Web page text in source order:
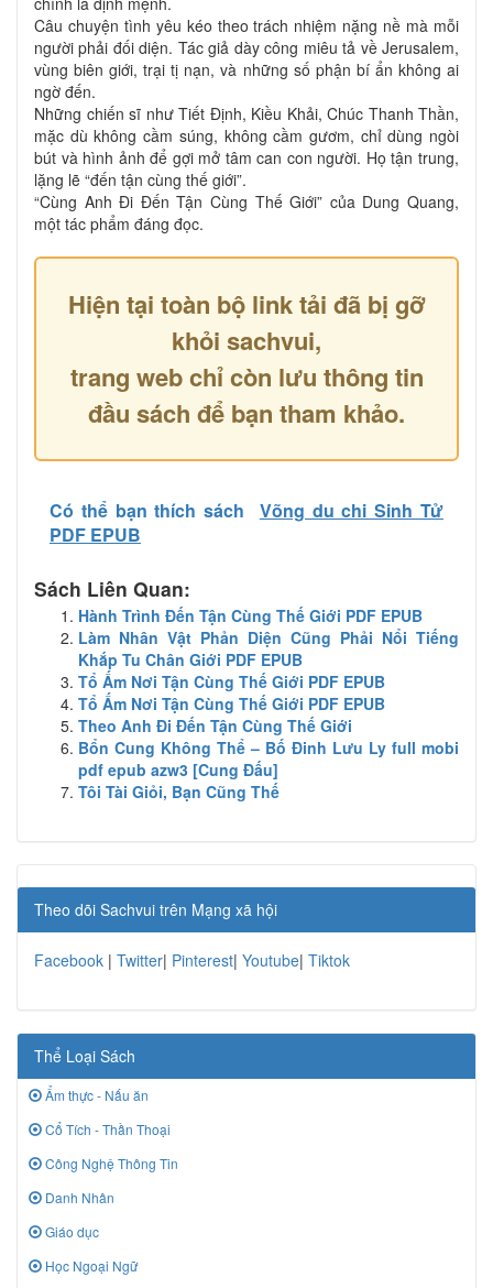
Câu chuyện tình yêu kéo theo trách nhiệm nặng nề mà mỗi
người phải đối diện. Tác giả dày công miêu tả về Jerusalem,
vùng biên giới, trại tị nạn, và những số phận bí ẩn không ai
ngờ đến.
Những chiến sĩ như Tiết Định, Kiều Khải, Chúc Thanh Thần,
mặc dù không cầm súng, không cầm gươm, chỉ dùng ngòi
bút và hình ảnh để gợi mở tâm can con người. Họ tận trung,
lặng lẽ “đến tận cùng thế giới”.
“Cùng Anh Đi Đến Tận Cùng Thế Giới” của Dung Quang,
một tác phẩm đáng đọc.
Hiện tại toàn bộ link tải đã bị gỡ
khỏi sachvui,
trang web chỉ còn lưu thông tin
đầu sách để bạn tham khảo.
Có thể bạn thích sách
Võng du chi Sinh Tử
PDF EPUB
Sách Liên Quan:
Hành Trình Đến Tận Cùng Thế Giới PDF EPUB
Làm Nhân Vật Phản Diện Cũng Phải Nổi Tiếng
Khắp Tu Chân Giới PDF EPUB
Tổ Ấm Nơi Tận Cùng Thế Giới PDF EPUB
Tổ Ấm Nơi Tận Cùng Thế Giới PDF EPUB
Theo Anh Đi Đến Tận Cùng Thế Giới
Bổn Cung Không Thể – Bố Đinh Lưu Ly full mobi
pdf epub azw3 [Cung Đấu]
Tôi Tài Giỏi, Bạn Cũng Thế
Theo dõi Sachvui trên Mạng xã hội
Facebook | Twitter| Pinterest| Youtube| Tiktok
Thể Loại Sách
Ẩm thực - Nấu ăn
Cổ Tích - Thần Thoại
Công Nghệ Thông Tin
Danh Nhân
Giáo dục
Học Ngoại Ngữ